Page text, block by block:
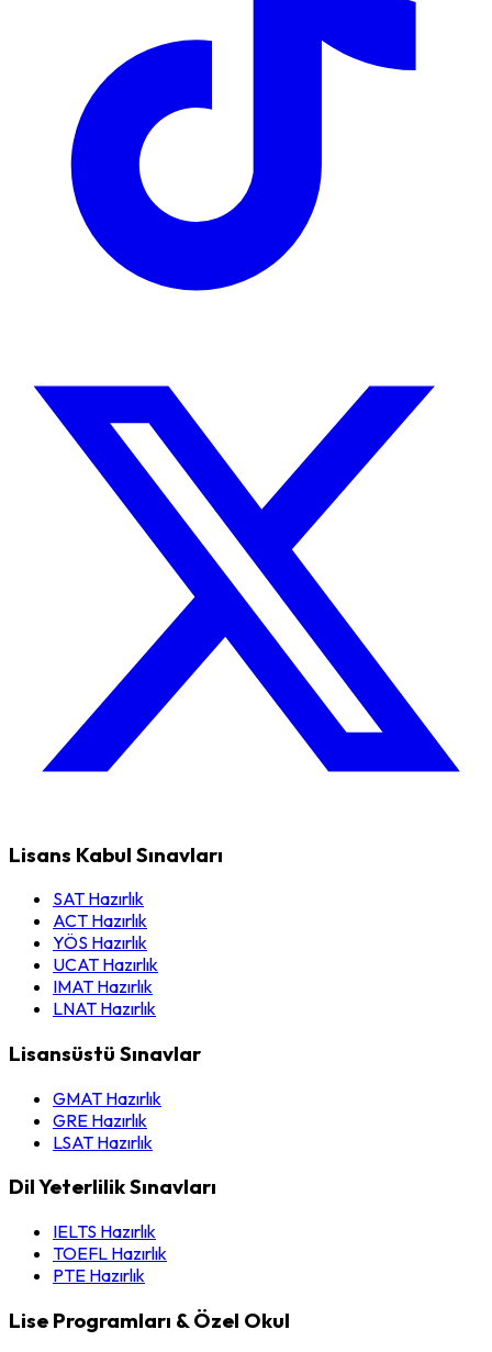
Lisans Kabul Sınavları
SAT Hazırlık
ACT Hazırlık
YÖS Hazırlık
UCAT Hazırlık
IMAT Hazırlık
LNAT Hazırlık
Lisansüstü Sınavlar
GMAT Hazırlık
GRE Hazırlık
LSAT Hazırlık
Dil Yeterlilik Sınavları
IELTS Hazırlık
TOEFL Hazırlık
PTE Hazırlık
Lise Programları & Özel Okul